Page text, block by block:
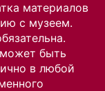
материалов
с музеем.
быть
в любой